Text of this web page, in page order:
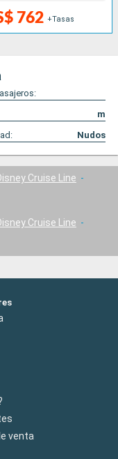
762 +Tasas
m
Nudos
Cruise Line
Cruise Line
venta